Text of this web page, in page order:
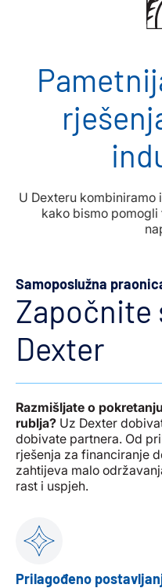
U Dexteru kombiniramo
kako bismo
Samoposlužna
Započnite
Dexter
Razmišljate o
rublja? Uz Dexter
dobivate partnera. Od
rješenja za financiranje
zahtijeva malo
rast i uspjeh.
Prilagođeno